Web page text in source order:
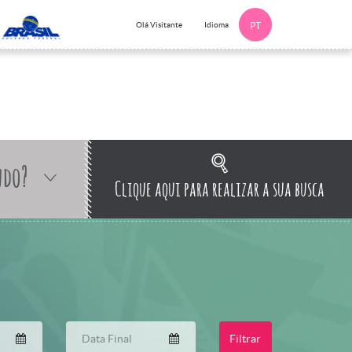
Olá Visitante Idioma PT
Clique aqui para realizar a sua busca